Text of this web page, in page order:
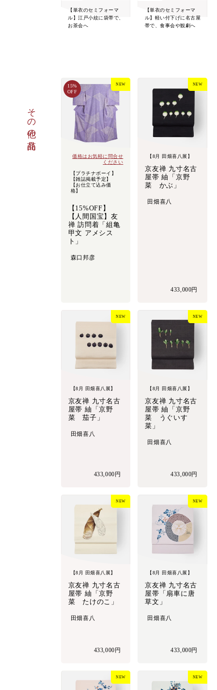
【単衣のセミフォーマ
ル】江戸小紋に袋帯で、
お茶会へ
【単衣のセミフォーマ
ル】軽い付下げに名古屋
帯で、食事会や観劇へ
その他の商品
価格はお気軽に問合せ
ください
【プラチナボーイ】
【雑誌掲載予定】
【お仕立て込み価
格】
【15%OFF】
【人間国宝】友
禅 訪問着「組亀
甲文 アメシス
ト」
森口邦彦
NEW
15%
OFF
【8月 田畑喜八展】
京友禅 九寸名古
屋帯 紬「京野
菜 かぶ」
田畑喜八
433,000円
NEW
【8月 田畑喜八展】
京友禅 九寸名古
屋帯 紬「京野
菜 茄子」
田畑喜八
433,000円
NEW
【8月 田畑喜八展】
京友禅 九寸名古
屋帯 紬「京野
菜 うぐいす
菜」
田畑喜八
433,000円
NEW
【8月 田畑喜八展】
京友禅 九寸名古
屋帯 紬「京野
菜 たけのこ」
田畑喜八
433,000円
NEW
【8月 田畑喜八展】
京友禅 九寸名古
屋帯「扇車に唐
草文」
田畑喜八
433,000円
NEW
NEW NEW